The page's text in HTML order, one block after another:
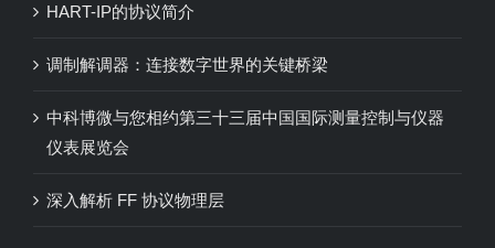
HART-IP的协议简介
调制解调器：连接数字世界的关键桥梁
中科博微与您相约第三十三届中国国际测量控制与仪器
仪表展览会
深入解析 FF 协议物理层